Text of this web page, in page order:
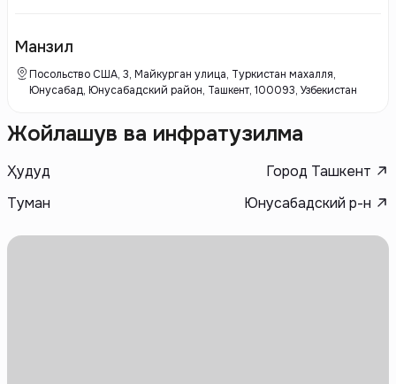
комфортной и безопасной инфраструктуры, что делает жилье
Манзил
Посольство США, 3, Майкурган улица, Туркистан махалля,
Юнусабад, Юнусабадский район, Ташкент, 100093, Узбекистан
Жойлашув ва инфратузилма
Ҳудуд
Город Ташкент
Туман
Юнусабадский р-н